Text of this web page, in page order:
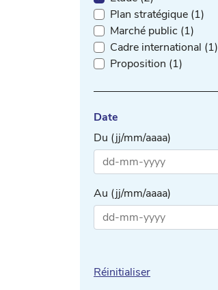
Plan stratégique (1)
Marché public (1)
Cadre international (1)
Proposition (1)
Date
Du (jj/mm/aaaa)
Au (jj/mm/aaaa)
Réinitialiser